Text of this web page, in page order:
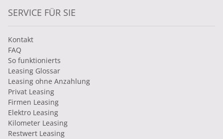
SERVICE FÜR SIE
Kontakt
FAQ
So funktionierts
Leasing Glossar
Leasing ohne Anzahlung
Privat Leasing
Firmen Leasing
Elektro Leasing
Kilometer Leasing
Restwert Leasing